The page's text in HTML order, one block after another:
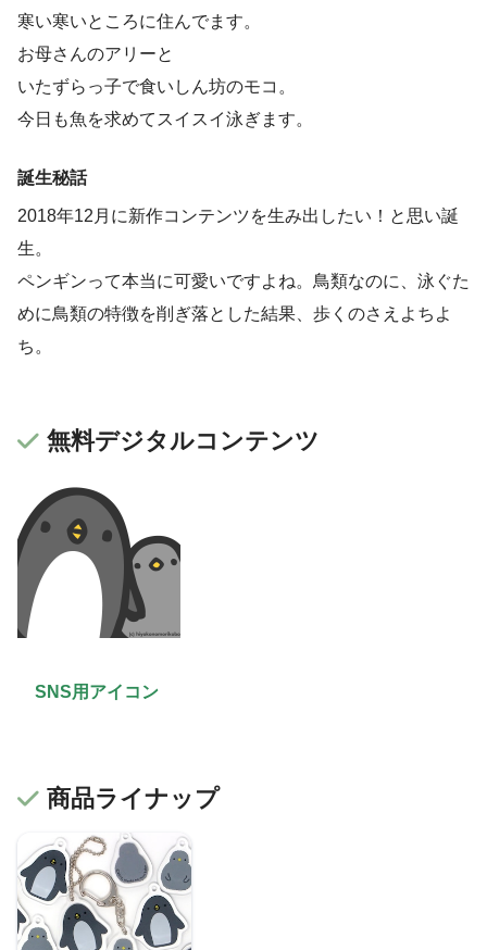
寒い寒いところに住んでます。
お母さんのアリーと
いたずらっ子で食いしん坊のモコ。
今日も魚を求めてスイスイ泳ぎます。
誕生秘話
2018年12月に新作コンテンツを生み出したい！と思い誕
生。
ペンギンって本当に可愛いですよね。鳥類なのに、泳ぐた
めに鳥類の特徴を削ぎ落とした結果、歩くのさえよちよ
ち。
無料デジタルコンテンツ
SNS用アイコン
商品ライナップ
アリーとモコ：記名が
できるアクリルキーホ
ルダー